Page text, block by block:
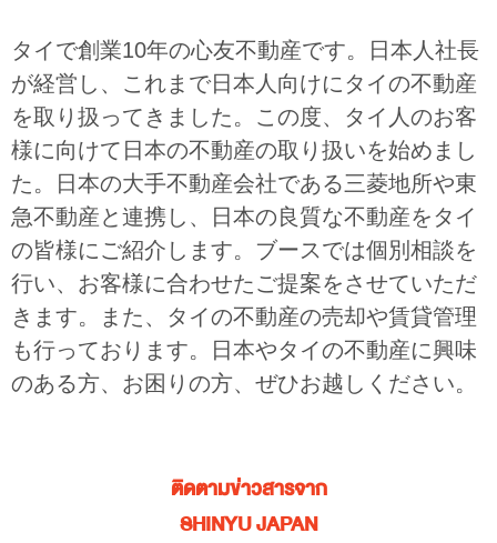
タイで創業10年の心友不動産です。日本人社長
が経営し、これまで日本人向けにタイの不動産
を取り扱ってきました。この度、タイ人のお客
様に向けて日本の不動産の取り扱いを始めまし
た。日本の大手不動産会社である三菱地所や東
急不動産と連携し、日本の良質な不動産をタイ
の皆様にご紹介します。ブースでは個別相談を
行い、お客様に合わせたご提案をさせていただ
きます。また、タイの不動産の売却や賃貸管理
も行っております。日本やタイの不動産に興味
のある方、お困りの方、ぜひお越しください。
ติดตามข่าวสารจาก
SHINYU JAPAN